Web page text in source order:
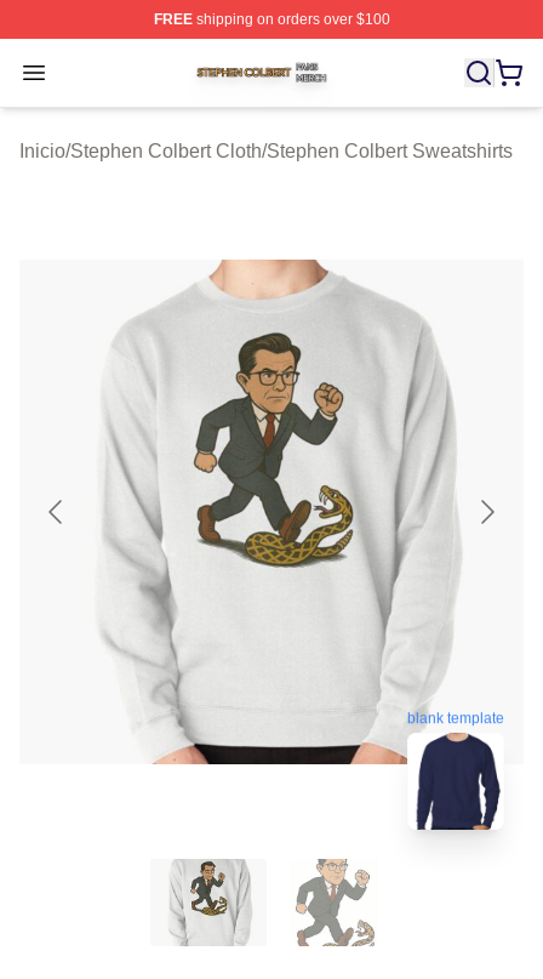
FREEshipping on orders over $100
Open menu
Stephen Colbert Shop ⚡️ Officially Licensed Stephen
Inicio/Stephen Colbert Cloth/Stephen Colbert Sweatshirts
blank template